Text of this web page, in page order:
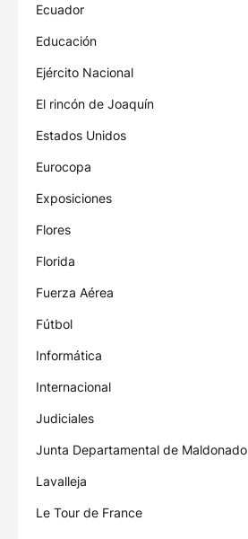
Ecuador
Educación
Ejército Nacional
El rincón de Joaquín
Estados Unidos
Eurocopa
Exposiciones
Flores
Florida
Fuerza Aérea
Fútbol
Informática
Internacional
Judiciales
Junta Departamental de Maldonado
Lavalleja
Le Tour de France